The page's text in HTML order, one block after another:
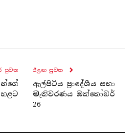
පුව​ත ඊළඟ පුව​ත
ඇල්පිටිය ප්‍රාදේශීය සභා
මැතිවරණය ඔක්තෝබර්
26